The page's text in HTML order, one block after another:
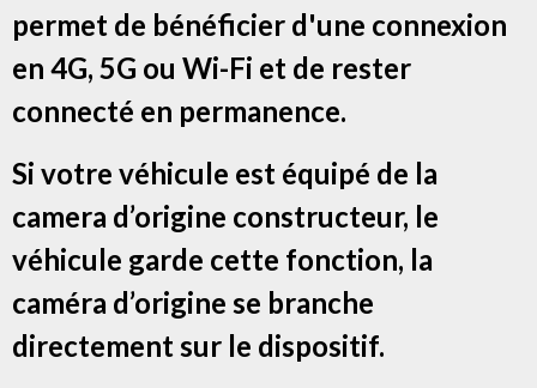
permet de bénéficier d'une connexion
en 4G, 5G ou Wi-Fi et de rester
connecté en permanence.
Si votre véhicule est équipé de la
camera d’origine constructeur, le
véhicule garde cette fonction, la
caméra d’origine se branche
directement sur le dispositif.